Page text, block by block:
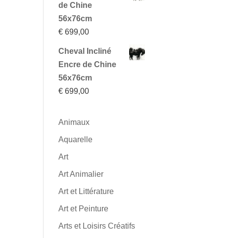
de Chine
56x76cm
€ 699,00
Cheval Incliné
Encre de Chine
56x76cm
€ 699,00
Animaux
Aquarelle
Art
Art Animalier
Art et Littérature
Art et Peinture
Arts et Loisirs Créatifs